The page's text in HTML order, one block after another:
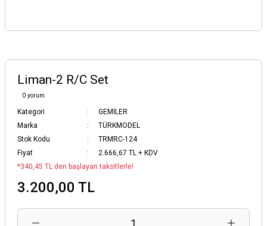
Liman-2 R/C Set
0 yorum
Kategori
GEMİLER
Marka
TÜRKMODEL
Stok Kodu
TRMRC-124
Fiyat
2.666,67 TL + KDV
*340,45 TL den başlayan taksitlerle!
3.200,00 TL